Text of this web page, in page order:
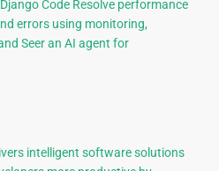
Code Resolve performance
errors using monitoring,
Seer an AI agent for
intelligent software solutions